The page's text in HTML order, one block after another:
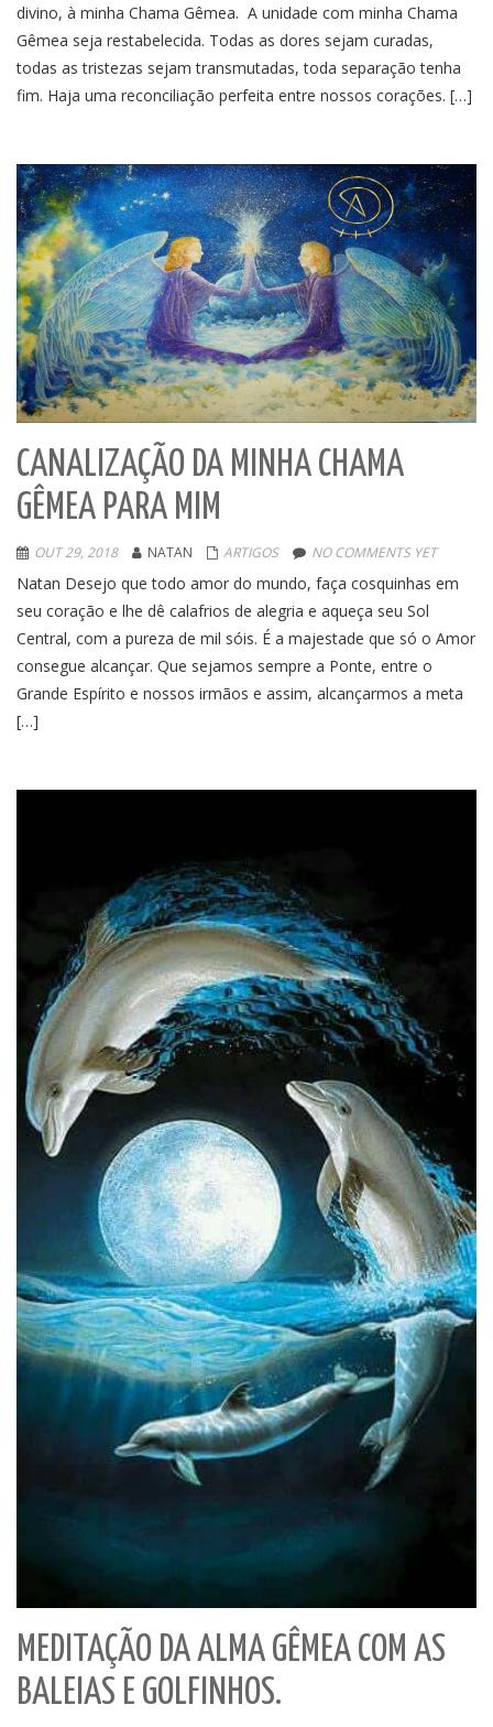
divino, à minha Chama Gêmea. A unidade com minha Chama
Gêmea seja restabelecida. Todas as dores sejam curadas,
todas as tristezas sejam transmutadas, toda separação tenha
fim. Haja uma reconciliação perfeita entre nossos corações. […]
CANALIZAÇÃO DA MINHA CHAMA
GÊMEA PARA MIM
OUT 29, 2018 NATAN ARTIGOS NO COMMENTS YET
Natan Desejo que todo amor do mundo, faça cosquinhas em
seu coração e lhe dê calafrios de alegria e aqueça seu Sol
Central, com a pureza de mil sóis. É a majestade que só o Amor
consegue alcançar. Que sejamos sempre a Ponte, entre o
Grande Espírito e nossos irmãos e assim, alcançarmos a meta
[…]
MEDITAÇÃO DA ALMA GÊMEA COM AS
BALEIAS E GOLFINHOS.